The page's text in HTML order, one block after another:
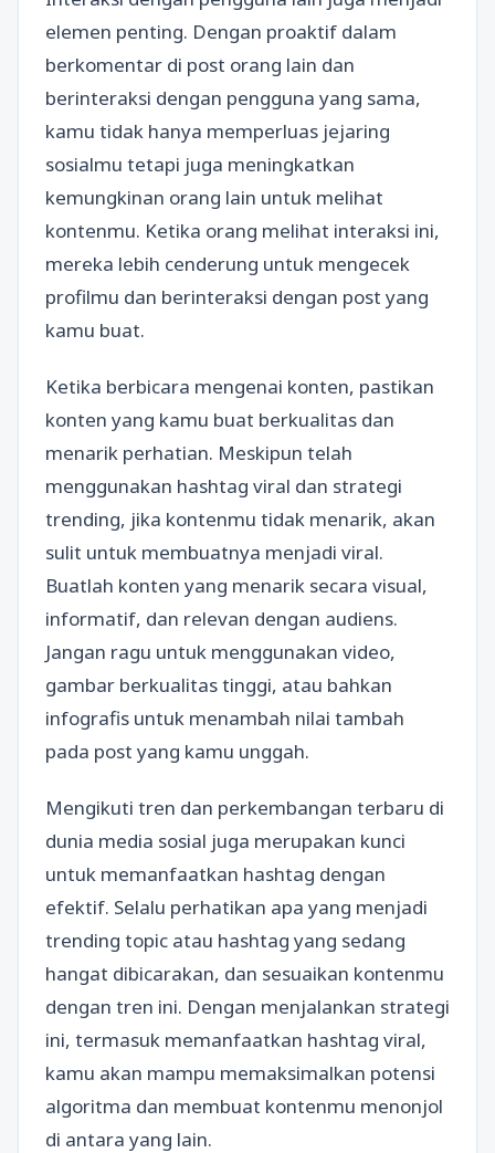
elemen penting. Dengan proaktif dalam
berkomentar di post orang lain dan
berinteraksi dengan pengguna yang sama,
kamu tidak hanya memperluas jejaring
sosialmu tetapi juga meningkatkan
kemungkinan orang lain untuk melihat
kontenmu. Ketika orang melihat interaksi ini,
mereka lebih cenderung untuk mengecek
profilmu dan berinteraksi dengan post yang
kamu buat.
Ketika berbicara mengenai konten, pastikan
konten yang kamu buat berkualitas dan
menarik perhatian. Meskipun telah
menggunakan hashtag viral dan strategi
trending, jika kontenmu tidak menarik, akan
sulit untuk membuatnya menjadi viral.
Buatlah konten yang menarik secara visual,
informatif, dan relevan dengan audiens.
Jangan ragu untuk menggunakan video,
gambar berkualitas tinggi, atau bahkan
infografis untuk menambah nilai tambah
pada post yang kamu unggah.
Mengikuti tren dan perkembangan terbaru di
dunia media sosial juga merupakan kunci
untuk memanfaatkan hashtag dengan
efektif. Selalu perhatikan apa yang menjadi
trending topic atau hashtag yang sedang
hangat dibicarakan, dan sesuaikan kontenmu
dengan tren ini. Dengan menjalankan strategi
ini, termasuk memanfaatkan hashtag viral,
kamu akan mampu memaksimalkan potensi
algoritma dan membuat kontenmu menonjol
di antara yang lain.